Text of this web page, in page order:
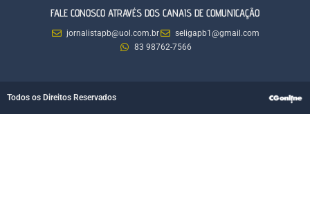
FALE CONOSCO ATRAVÉS DOS CANAIS DE COMUNICAÇÃO
jornalistapb@uol.com.br
seligapb1@gmail.com
83 98762-7566
Todos os Direitos Reservados